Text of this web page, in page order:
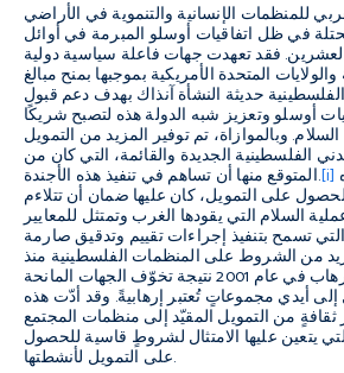
للمنظمات الإنسانية والتنموية في الأراضي
في ظل اتفاقيات أوسلو المبرمة في أوائل
فقد تعهدت جهات فاعلة سياسية دولية
المتحدة الأمريكية بموجبها بمنح مبالغ
حديثة النشأة آنذاك بهدف دعم قبول
أوسلو وتعزيز شبه الدولة هذه لتصبح شريكًا
وبالموازاة، تم توفير المزيد من التمويل
الفلسطينية الجديدة والقائمة، التي كان من
المتوقع منها أن تساهم في تنفيذ هذه الأجندة.[i]
على التمويل، كان عليها ضمان أن تتلاءم
السلام التي يقودها الغرب وتمتثل للمعايير
من الشروط على المنظمات الفلسطينية منذ
انطلاق الحرب على الإرهاب في عام 2001 نتيجة تخوّف الجهات المانحة
أيدي مجموعاتٍ تُعتبر إرهابيةً. وقد أدّت هذه
من التمويل المقيّد إلى منظمات المجتمع
يتعين عليها الامتثال لشروطٍ قاسية للحصول
على التمويل لأنشطتها.